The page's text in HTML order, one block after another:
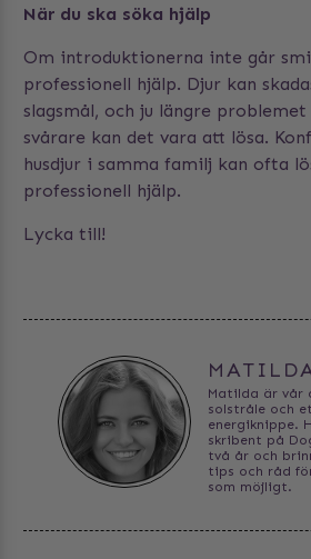
När du ska söka hjälp
Om introduktionerna inte går
professionell hjälp. Djur kan
slagsmål, och ju längre
svårare kan det vara att lösa.
husdjur i samma familj kan ofta
professionell hjälp.
Lycka till!
Matilda är vår
solstråle och
energiknippe.
skribent på
två år och
tips och råd
som möjligt.